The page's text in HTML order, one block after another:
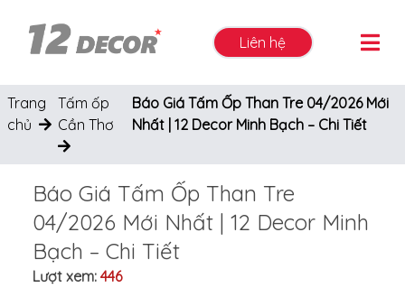
Liên hệ
Trang
chủ
Tấm ốp
Cần Thơ
Báo Giá Tấm Ốp Than Tre 04/2026 Mới
Nhất | 12 Decor Minh Bạch – Chi Tiết
Báo Giá Tấm Ốp Than Tre
04/2026 Mới Nhất | 12 Decor Minh
Bạch – Chi Tiết
Lượt xem: 446